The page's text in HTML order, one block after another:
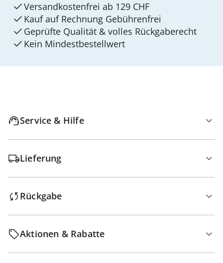
Versandkostenfrei ab 129 CHF
Kauf auf Rechnung Gebührenfrei
Geprüfte Qualität & volles Rückgaberecht
Kein Mindest­bestellwert
Service & Hilfe
Lieferung
Rückgabe
Aktionen & Rabatte